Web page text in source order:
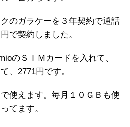
のガラケーを３年契約で通話
で契約しました。
のＳＩＭカードを入れて、
、2771円です。
使えます。毎月１０ＧＢも使
てます。